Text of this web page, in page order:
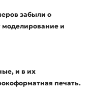
забыли о
и
и в их
печать.